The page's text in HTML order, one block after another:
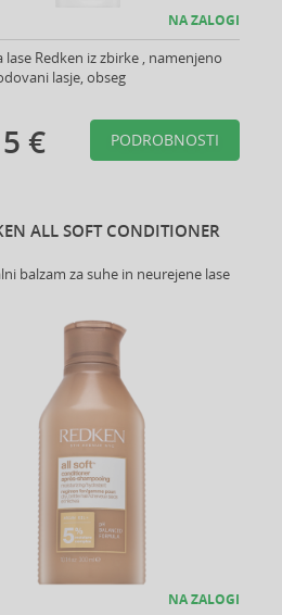
NA ZALOGI
lase Redken iz zbirke , namenjeno
lasje, obseg
€ PODROBNOSTI
ALL SOFT CONDITIONER
balzam za suhe in neurejene lase
NA ZALOGI